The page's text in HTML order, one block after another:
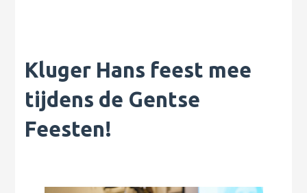
Kluger Hans feest mee
tijdens de Gentse
Feesten!